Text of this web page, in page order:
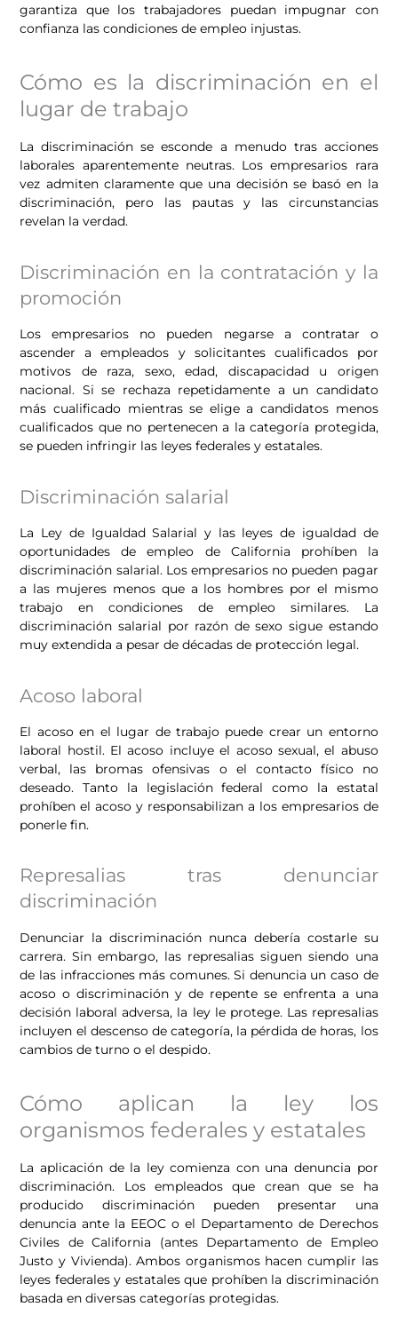
garantiza que los trabajadores puedan impugnar con
confianza las condiciones de empleo injustas.
Cómo es la discriminación en el
lugar de trabajo
La discriminación se esconde a menudo tras acciones
laborales aparentemente neutras. Los empresarios rara
vez admiten claramente que una decisión se basó en la
discriminación, pero las pautas y las circunstancias
revelan la verdad.
Discriminación en la contratación y la
promoción
Los empresarios no pueden negarse a contratar o
ascender a empleados y solicitantes cualificados por
motivos de raza, sexo, edad, discapacidad u origen
nacional. Si se rechaza repetidamente a un candidato
más cualificado mientras se elige a candidatos menos
cualificados que no pertenecen a la categoría protegida,
se pueden infringir las leyes federales y estatales.
Discriminación salarial
La Ley de Igualdad Salarial y las leyes de igualdad de
oportunidades de empleo de California prohíben la
discriminación salarial. Los empresarios no pueden pagar
a las mujeres menos que a los hombres por el mismo
trabajo en condiciones de empleo similares. La
discriminación salarial por razón de sexo sigue estando
muy extendida a pesar de décadas de protección legal.
Acoso laboral
El acoso en el lugar de trabajo puede crear un entorno
laboral hostil. El acoso incluye el acoso sexual, el abuso
verbal, las bromas ofensivas o el contacto físico no
deseado. Tanto la legislación federal como la estatal
prohíben el acoso y responsabilizan a los empresarios de
ponerle fin.
Represalias tras denunciar
discriminación
Denunciar la discriminación nunca debería costarle su
carrera. Sin embargo, las represalias siguen siendo una
de las infracciones más comunes. Si denuncia un caso de
acoso o discriminación y de repente se enfrenta a una
decisión laboral adversa, la ley le protege. Las represalias
incluyen el descenso de categoría, la pérdida de horas, los
cambios de turno o el despido.
Cómo aplican la ley los
organismos federales y estatales
La aplicación de la ley comienza con una denuncia por
discriminación. Los empleados que crean que se ha
producido discriminación pueden presentar una
denuncia ante la EEOC o el Departamento de Derechos
Civiles de California (antes Departamento de Empleo
Justo y Vivienda). Ambos organismos hacen cumplir las
leyes federales y estatales que prohíben la discriminación
basada en diversas categorías protegidas.